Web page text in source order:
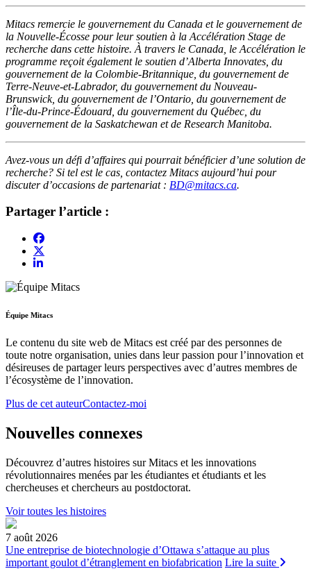
Mitacs remercie le gouvernement du Canada et le gouvernement de
la Nouvelle-Écosse pour leur soutien à la Accélération Stage de
recherche dans cette histoire. À travers le Canada, le Accélération le
programme reçoit également le soutien d’Alberta Innovates, du
gouvernement de la Colombie-Britannique, du gouvernement de
Terre-Neuve-et-Labrador, du gouvernement du Nouveau-
Brunswick, du gouvernement de l’Ontario, du gouvernement de
l’Île-du-Prince-Édouard, du gouvernement du Québec, du
gouvernement de la Saskatchewan et de Research Manitoba.
Avez-vous un défi d’affaires qui pourrait bénéficier d’une solution de
recherche? Si tel est le cas, contactez Mitacs aujourd’hui pour
discuter d’occasions de partenariat : BD@mitacs.ca.
Partager l’article :
Équipe Mitacs
Le contenu du site web de Mitacs est créé par des personnes de
toute notre organisation, unies dans leur passion pour l’innovation et
désireuses de partager leurs perspectives avec d’autres membres de
l’écosystème de l’innovation.
Plus de cet auteurContactez-moi
Nouvelles connexes
Découvrez d’autres histoires sur Mitacs et les innovations
révolutionnaires menées par les étudiantes et étudiants et les
chercheuses et chercheurs au postdoctorat.
Voir toutes les histoires
7 août 2026
Une entreprise de biotechnologie d’Ottawa s’attaque au plus
important goulot d’étranglement en biofabrication Lire la suite